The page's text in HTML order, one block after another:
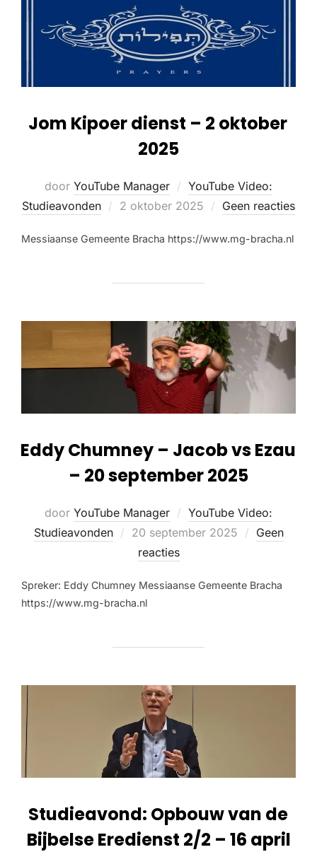
Jom Kipoer dienst – 2 oktober
2025
door YouTube Manager
YouTube Video:
Studieavonden
2 oktober 2025 Geen reacties
Messiaanse Gemeente Bracha https://www.mg-bracha.nl
Eddy Chumney – Jacob vs Ezau
– 20 september 2025
door YouTube Manager
YouTube Video:
Studieavonden
20 september 2025
Geen
reacties
Spreker: Eddy Chumney Messiaanse Gemeente Bracha
https://www.mg-bracha.nl
Studieavond: Opbouw van de
Bijbelse Eredienst 2/2 – 16 april